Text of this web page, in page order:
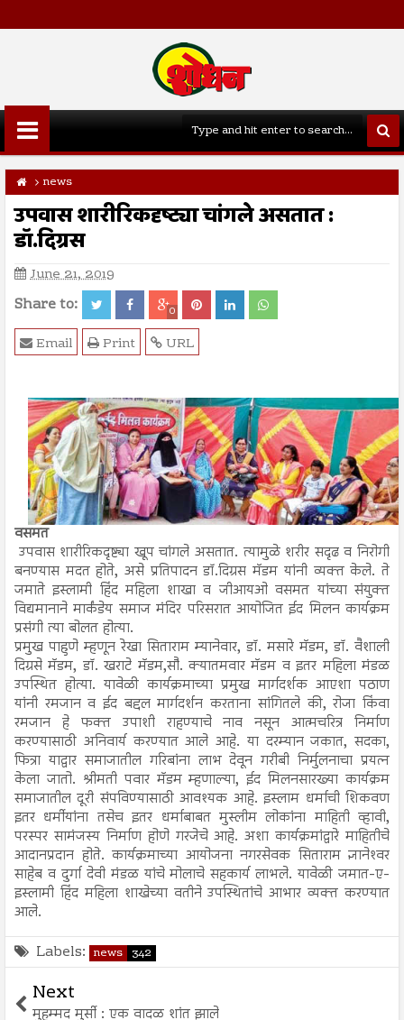
news
उपवास शारीरिकदृष्ट्या चांगले असतात :
डॉ.दिग्रस
June 21, 2019
Share to: 0
URL
Print
Email
वसमत
उपवास शारीरिकदृष्ट्या खूप चांगले असतात. त्यामुळे शरीर सदृढ व निरोगी
बनण्यास मदत होते, असे प्रतिपादन डॉ.दिग्रस मॅडम यांनी व्यक्त केले. ते
जमाते इस्लामी हिंद महिला शाखा व जीआयओ वसमत यांच्या संयुक्त
विद्यमानाने मार्कंडेय समाज मंदिर परिसरात आयोजित ईद मिलन कार्यक्रम
प्रसंगी त्या बोलत होत्या.
प्रमुख पाहुणे म्हणून रेखा सिताराम म्यानेवार, डॉ. मसारे मॅडम, डॉ. वैशाली
दिग्रसे मॅडम, डॉ. खराटे मॅडम,सौ. क्यातमवार मॅडम व इतर महिला मंडळ
उपस्थित होत्या. यावेळी कार्यक्रमाच्या प्रमुख मार्गदर्शक आएशा पठाण
यांनी रमजान व ईद बद्दल मार्गदर्शन करताना सांगितले की, रोजा किंवा
रमजान हे फक्त उपाशी राहण्याचे नाव नसून आत्मचरित्र निर्माण
करण्यासाठी अनिवार्य करण्यात आले आहे. या दरम्यान जकात, सदका,
फित्रा याद्वार समाजातील गरिबांना लाभ देवून गरीबी निर्मुलनाचा प्रयत्न
केला जातो. श्रीमती पवार मॅडम म्हणाल्या, ईद मिलनसारख्या कार्यक्रम
समाजातील दूरी संपविण्यासाठी आवश्यक आहे. इस्लाम धर्माची शिकवण
इतर धर्मीयांना तसेच इतर धर्माबाबत मुस्लीम लोकांना माहिती व्हावी,
परस्पर सामंजस्य निर्माण होणे गरजेचे आहे. अशा कार्यक्रमांद्वारे माहितीचे
आदानप्रदान होते. कार्यक्रमाच्या आयोजना नगरसेवक सिताराम ज्ञानेश्‍वर
साहेब व दुर्गा देवी मंडळ यांचे मोलाचे सहकार्य लाभले. यावेळी जमात-ए-
इस्लामी हिंद महिला शाखेच्या वतीने उपस्थितांचे आभार व्यक्त करण्यात
आले.
Labels: news 342
Next
मुहम्मद मुर्सी : एक वादळ शांत झाले